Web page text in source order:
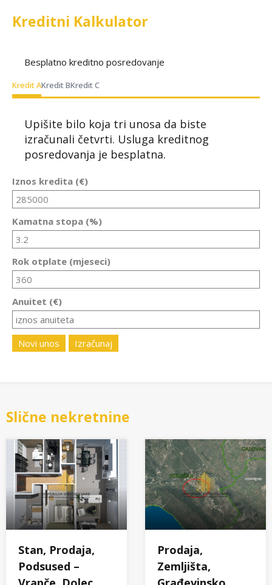
Kreditni Kalkulator
Besplatno kreditno posredovanje
Kredit AKredit BKredit C
Upišite bilo koja tri unosa da biste
izračunali četvrti. Usluga kreditnog
posredovanja je besplatna.
Iznos kredita (€)
Kamatna stopa (%)
Rok otplate (mjeseci)
Anuitet (€)
Novi unos Izračunaj
Slične nekretnine
Stan, Prodaja,
Podsused –
Prodaja,
Zemljišta,